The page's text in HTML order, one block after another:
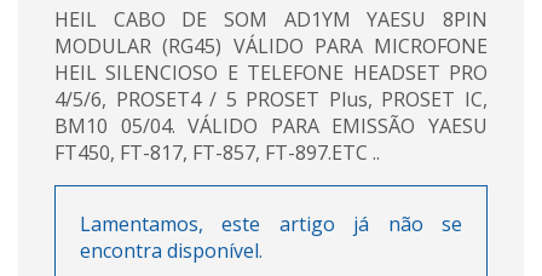
HEIL CABO DE SOM AD1YM YAESU 8PIN
MODULAR (RG45) VÁLIDO PARA MICROFONE
HEIL SILENCIOSO E TELEFONE HEADSET PRO
4/5/6, PROSET4 / 5 PROSET Plus, PROSET IC,
BM10 05/04. VÁLIDO PARA EMISSÃO YAESU
FT450, FT-817, FT-857, FT-897.ETC ..
Lamentamos, este artigo já não se
encontra disponível.